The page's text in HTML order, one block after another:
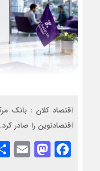
اقتصاد کلان : بانک
اقتصادنوین را صادر کرد.